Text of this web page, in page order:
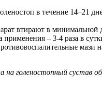
в течение 14–21
втирают в минимальной
применения – 3-4 раза в
на голеностопный сустав